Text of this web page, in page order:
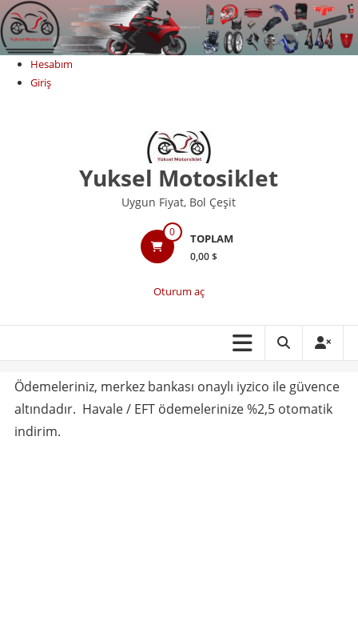
Skip
to
content
Hesabım
Giriş
Yuksel Motosiklet
Uygun Fiyat, Bol Çeşit
0 TOPLAM
0,00 $
Oturum aç
Ödemeleriniz, merkez bankası onaylı iyzico ile güvence
altındadır. Havale / EFT ödemelerinize %2,5 otomatik
indirim.